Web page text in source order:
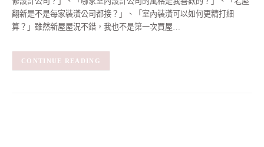
翻新是不是每家裝潢公司都接？」、「室內裝潢可以如何更精打細
算？」雖然新屋屋況不錯，我也不是第一次買屋…
CONTINUE READING